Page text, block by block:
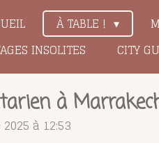
À TABLE !
INSOLITES
CITY
à
à 12:53